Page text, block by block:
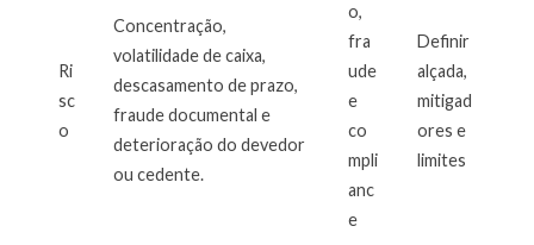
Ri
sc
o
Concentração,
volatilidade de caixa,
descasamento de prazo,
fraude documental e
deterioração do devedor
ou cedente.
o,
fra
ude
e
co
mpli
anc
e
Definir
alçada,
mitigad
ores e
limites